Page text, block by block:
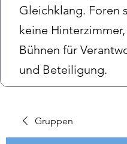
Gleichklang. Foren
keine
Bühnen für
und Beteiligung.
Gruppen